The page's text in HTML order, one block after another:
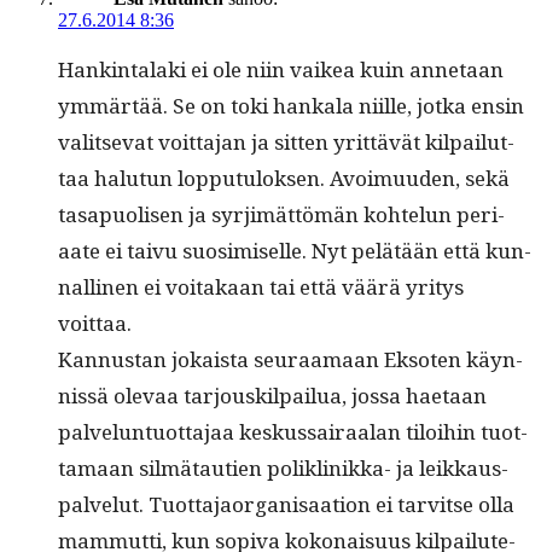
27.6.2014 8:36
Han­k­in­ta­la­ki ei ole niin vaikea kuin annetaan
ymmärtää. Se on toki han­kala niille, jot­ka ensin
val­it­se­vat voit­ta­jan ja sit­ten yrit­tävät kil­pailut­
taa halu­tun lop­putu­lok­sen. Avoimuu­den, sekä
tas­a­puolisen ja syr­jimät­tömän kohtelun peri­
aate ei taivu suosimiselle. Nyt pelätään että kun­
nalli­nen ei voitakaan tai että väärä yri­tys
voittaa.
Kan­nus­tan jokaista seu­raa­maan Eksoten käyn­
nis­sä ole­vaa tar­jouskil­pailua, jos­sa haetaan
palvelun­tuot­ta­jaa keskus­sairaalan tiloi­hin tuot­
ta­maan silmä­tau­tien polik­linikka- ja leikkaus­
palve­lut. Tuot­ta­jaor­gan­isaa­tion ei tarvitse olla
mam­mut­ti, kun sopi­va kokon­aisu­us kil­pailute­